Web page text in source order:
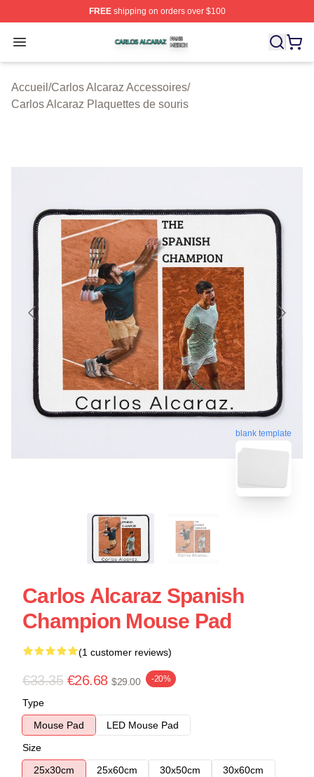
FREEshipping on orders over $100
Open menu
Carlos Alcaraz Shop ⚡️ Officially Licensed Carlos
Accueil /Carlos Alcaraz Accessoires/
Carlos Alcaraz Plaquettes de souris
blank template
Carlos Alcaraz Spanish
Champion Mouse Pad
(1 customer reviews)
€33.35 €26.68 $29.00 -20%
Type
Mouse Pad
LED Mouse Pad
Size
25x30cm
25x60cm 30x50cm
30x60cm